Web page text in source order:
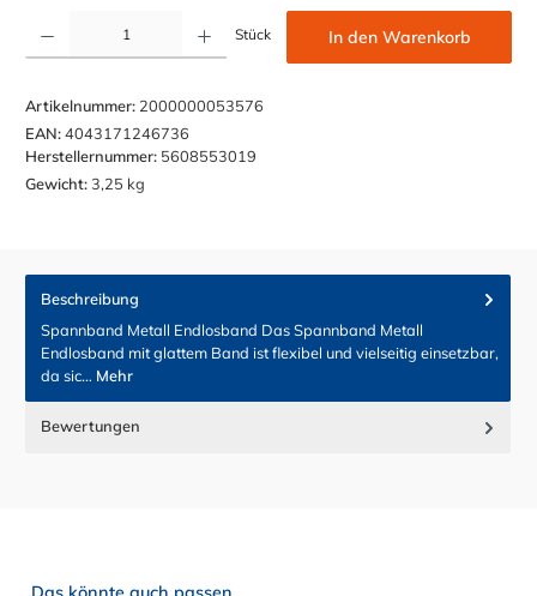
Stück In den Warenkorb
Artikelnummer: 2000000053576
EAN:4043171246736
Herstellernummer: 5608553019
Gewicht: 3,25 kg
Beschreibung
Spannband Metall Endlosband Das Spannband Metall
Endlosband mit glattem Band ist flexibel und vielseitig einsetzbar,
da sic… Mehr
Bewertungen
Produktgalerie überspringen